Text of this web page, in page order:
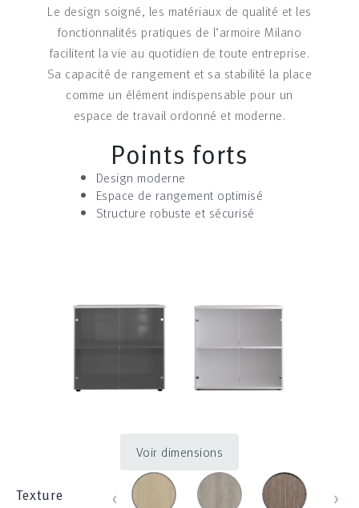
Le design soigné, les matériaux de qualité et les
fonctionnalités pratiques de l’armoire Milano
facilitent la vie au quotidien de toute entreprise.
Sa capacité de rangement et sa stabilité la place
comme un élément indispensable pour un
espace de travail ordonné et moderne.
Points forts
Design moderne
Espace de rangement optimisé
Structure robuste et sécurisé
Voir dimensions
Texture
chene_431chene_blanchi_452
‹ ›